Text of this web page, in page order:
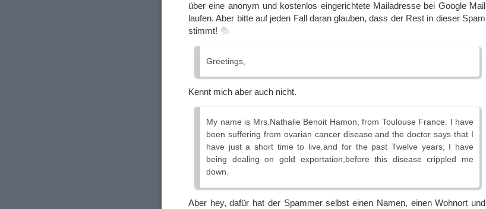
über eine anonym und kostenlos eingerichtete Mailadresse bei Google Mail
laufen. Aber bitte auf jeden Fall daran glauben, dass der Rest in dieser Spam
stimmt!
Greetings,
Kennt mich aber auch nicht.
My name is Mrs.Nathalie Benoit Hamon, from Toulouse France. I have
been suffering from ovarian cancer disease and the doctor says that I
have just a short time to live.and for the past Twelve years, I have
being dealing on gold exportation,before this disease crippled me
down.
Aber hey, dafür hat der Spammer selbst einen Namen, einen Wohnort und